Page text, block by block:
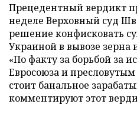
Прецедентный вердикт
неделе Верховный суд
решение конфисковать
Украиной в вывозе зерна
«По факту за борьбой за
Евросоюза и
стоит банальное
комментируют этот